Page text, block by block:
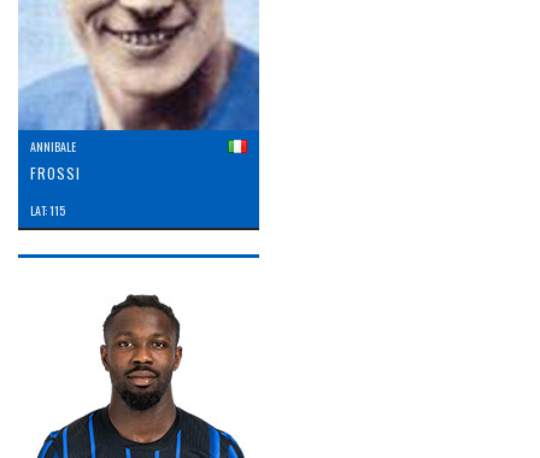
ANNIBALE
FROSSI
LAT: 115